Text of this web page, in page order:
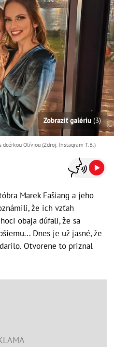
Zobraziť galériu (3)
dcérkou Olíviou (Zdroj: Instagram T.B.)
Marek Fašiang a jeho
že ich vzťah
obaja dúfali, že sa
Dnes je už jasné, že
Otvorene to priznal